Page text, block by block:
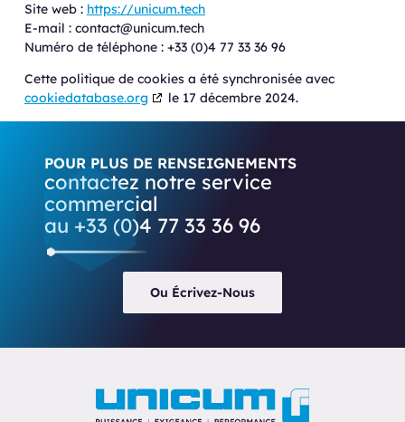
Site web : https://unicum.tech
E-mail : contact@unicum.tech
Numéro de téléphone : +33 (0)4 77 33 36 96
Cette politique de cookies a été synchronisée avec
cookiedatabase.org
le 17 décembre 2024.
POUR PLUS DE RENSEIGNEMENTS
contactez notre service
commercial
au +33 (0)4 77 33 36 96
Ou Écrivez-Nous